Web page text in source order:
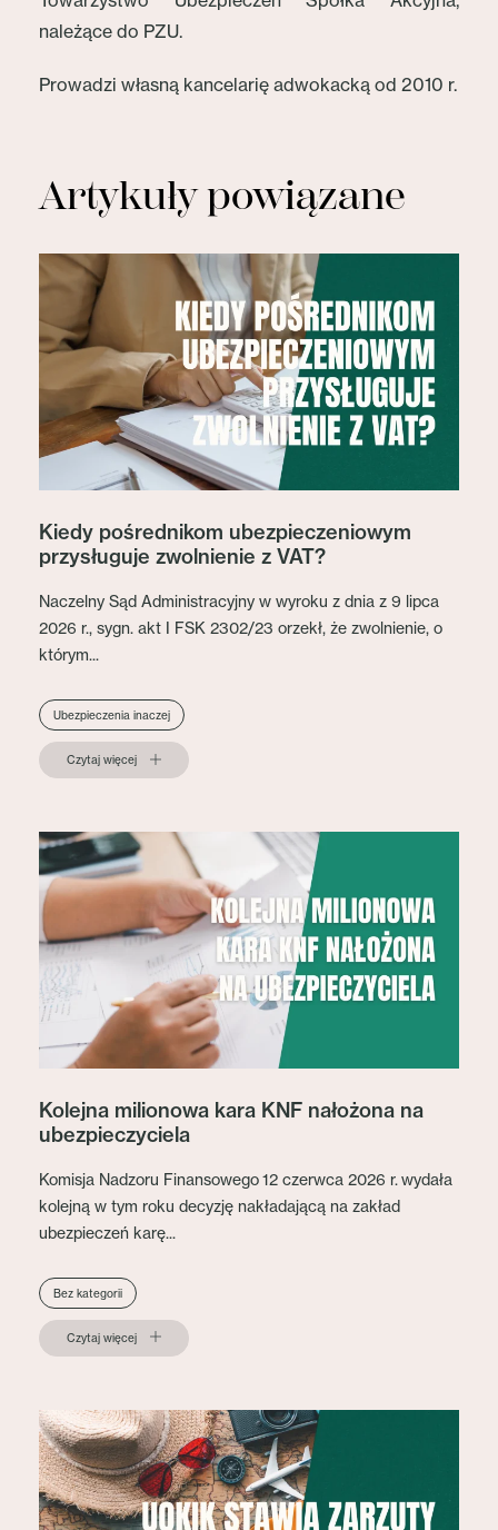
należące do PZU.
Prowadzi własną kancelarię adwokacką od 2010 r.
Artykuły powiązane
Kiedy pośrednikom ubezpieczeniowym
przysługuje zwolnienie z VAT?
Naczelny Sąd Administracyjny w wyroku z dnia z 9 lipca
2026 r., sygn. akt I FSK 2302/23 orzekł, że zwolnienie, o
którym...
Ubezpieczenia inaczej
Czytaj więcej
Kolejna milionowa kara KNF nałożona na
ubezpieczyciela
Komisja Nadzoru Finansowego 12 czerwca 2026 r. wydała
kolejną w tym roku decyzję nakładającą na zakład
ubezpieczeń karę...
Bez kategorii
Czytaj więcej